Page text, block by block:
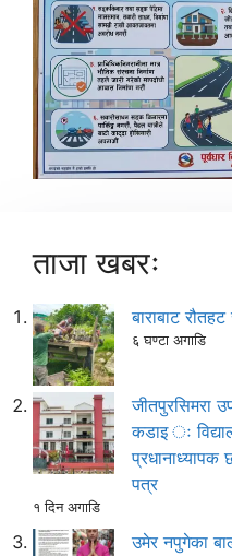
ताजा खबरः
बाराबाट
६ घण्टा अगाडि
जीतपुरसिमरा
कडाइ ः
प्रधानाध्यापक
पत्र
१ दिन अगाडि
उमेर नपुगेका